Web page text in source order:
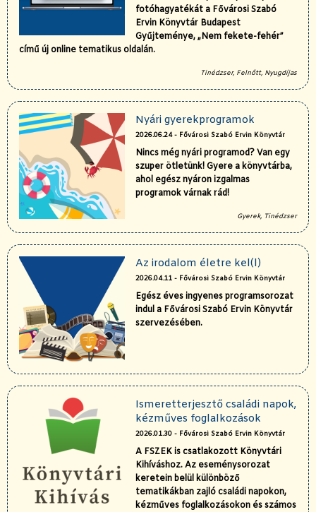
fotóhagyatékát a Fővárosi Szabó
Ervin Könyvtár Budapest
Gyűjteménye, „Nem fekete-fehér”
című új online tematikus oldalán.
Tinédzser, Felnőtt, Nyugdíjas
Nyári gyerekprogramok
2026.06.24 - Fővárosi Szabó Ervin Könyvtár
Nincs még nyári programod? Van egy
szuper ötletünk! Gyere a könyvtárba,
ahol egész nyáron izgalmas
programok várnak rád!
Gyerek, Tinédzser
Az irodalom életre kel(l)
2026.04.11 - Fővárosi Szabó Ervin Könyvtár
Egész éves ingyenes programsorozat
indul a Fővárosi Szabó Ervin Könyvtár
szervezésében.
Ismeretterjesztő családi napok,
kézműves foglalkozások
2026.01.30 - Fővárosi Szabó Ervin Könyvtár
A FSZEK is csatlakozott Könyvtári
Kihíváshoz. Az eseménysorozat
keretein belül különböző
tematikákban zajló családi napokon,
kézműves foglalkozásokon és számos